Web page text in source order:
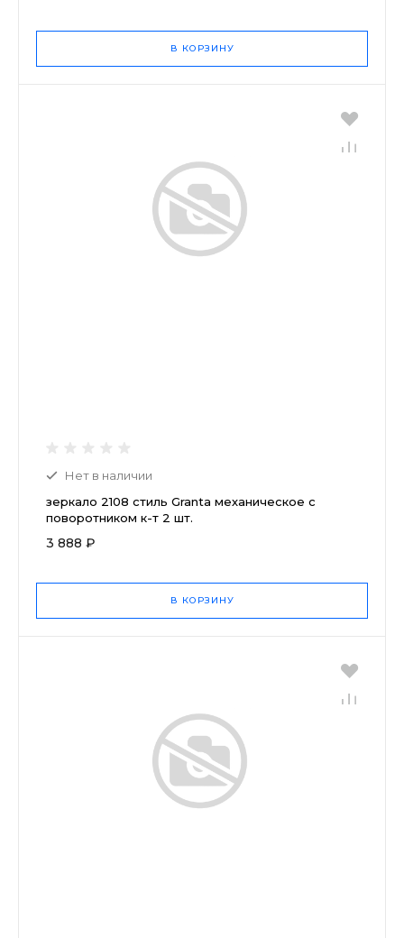
В КОРЗИНУ
Нет в наличии
зеркало 2108 стиль Granta механическое с
поворотником к-т 2 шт.
3 888 ₽
В КОРЗИНУ